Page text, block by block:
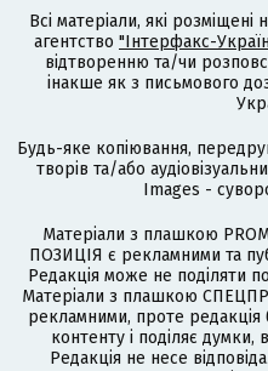
Всі матеріали, які розміщені
агентство "Інтерфакс-
відтворенню та/чи
інакше як з письмового
Будь-яке копіювання,
творів та/або
Images -
Матеріали з плашкою
ПОЗИЦІЯ є рекламними та
Редакція може не поділяти
Матеріали з плашкою
рекламними, проте редакція
контенту і поділяє думки,
Редакція не несе